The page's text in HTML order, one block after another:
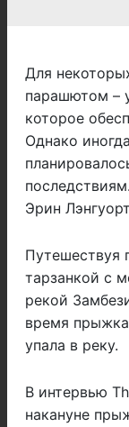
Для
парашютом –
которое
Однако
Эрин
Путешествуя
тарзанкой с
рекой
время
упала в реку.
В интервью
накануне